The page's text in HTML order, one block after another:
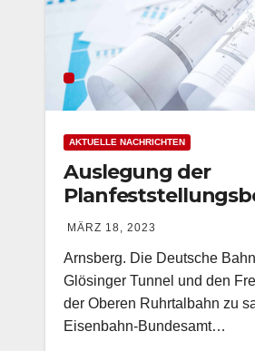
AKTUELLE NACHRICHTEN
Auslegung der
Tunnelsanierung
MÄRZ 18, 2023
Arnsberg. Die Deutsche
Glösinger Tunnel und den
der Oberen Ruhrtalbahn zu
Eisenbahn-Bundesamt…